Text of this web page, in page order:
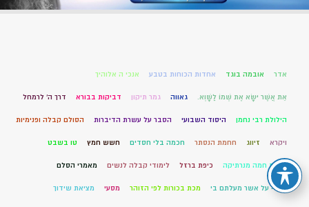
אדר אובמה בוגד אחדות הכוחות בטבע אנכי ה אלוהיך
אֵת אֲשֶׁר יִשָּׂא אֶת שְׁמוֹ לַשָּׁוְא. גאווה גמר תיקון דביקות בבורא דרך ה' לרמחל
הילולת רבי נחמן היסוד השבועי הסבר על עשרת הדיברות הסולם קבלה ופנימיות
ויקרא זיווג חחמת הנסתר חכמה בלי חסדים חשש חמץ טו בשבט
יציאת חמה מנרתיקה כיפת ברזל לימודי קבלה לנשים מאמרי הסלם
מח – על אשר מעלתם בי מכת בכורות לפי הזוהר מסעי מציאת שידוך